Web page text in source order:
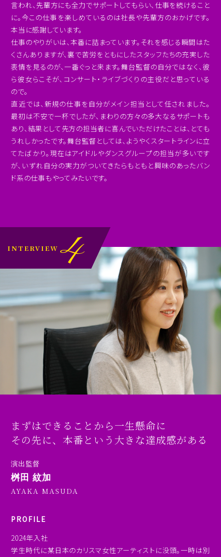
言われ、先輩方にも全力でサポートしてもらい、仕事を続けること
に。今この仕事を楽しめているのは社長や先輩方のおかげです。
本当に感謝しています。
仕事のやりがいは、本番に詰まっています。それを感じる瞬間はた
くさんありますが、裏で苦労をともにしたスタッフたちの充実した
表情を見るのが、一番ぐっと来ます。舞台監督の自分ではなく、彼
ら彼女らこそが、コンサート・ライブづくりの主役だと思っている
ので。
直近では、新規の仕事を自分がメイン担当として任されました。
最初は不安で一杯でしたが、まわりの方々の多大なるサポートも
あり、結果として先方の担当者に喜んでいただけたことは、とても
うれしかったです。舞台監督としては、ようやくスタートラインに立
てたばかり。現在はアイドルやダンスグループの担当が多いです
が、いずれ自分の実力がついてきたらもともと興味のあったバン
ド系の仕事もやってみたいです。
INTERVIEW 4
まずはできることから一生懸命に
その先に、本番という大きな達成感がある
演出監督
桝田 紋加
AYAKA MASUDA
PROFILE
2024年入社
学生時代に某日本のカリスマ女性アーティストに没頭。一時は別